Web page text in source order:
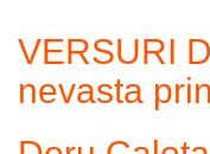
VERSURI
nevasta